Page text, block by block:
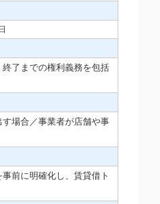
了までの権利義務を包括
場合／事業者が店舗や事
前に明確化し、賃貸借ト